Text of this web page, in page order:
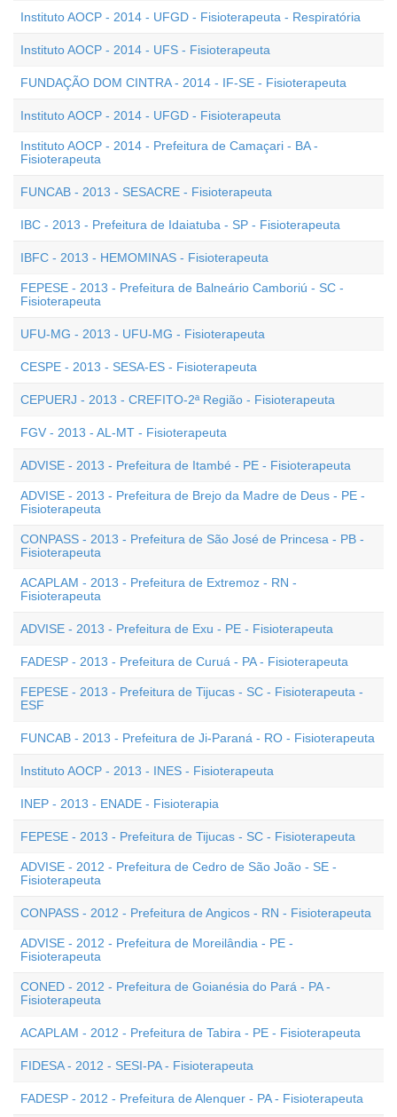
Instituto AOCP - 2014 - UFGD - Fisioterapeuta - Respiratória
Instituto AOCP - 2014 - UFS - Fisioterapeuta
FUNDAÇÃO DOM CINTRA - 2014 - IF-SE - Fisioterapeuta
Instituto AOCP - 2014 - UFGD - Fisioterapeuta
Instituto AOCP - 2014 - Prefeitura de Camaçari - BA -
Fisioterapeuta
FUNCAB - 2013 - SESACRE - Fisioterapeuta
IBC - 2013 - Prefeitura de Idaiatuba - SP - Fisioterapeuta
IBFC - 2013 - HEMOMINAS - Fisioterapeuta
FEPESE - 2013 - Prefeitura de Balneário Camboriú - SC -
Fisioterapeuta
UFU-MG - 2013 - UFU-MG - Fisioterapeuta
CESPE - 2013 - SESA-ES - Fisioterapeuta
CEPUERJ - 2013 - CREFITO-2ª Região - Fisioterapeuta
FGV - 2013 - AL-MT - Fisioterapeuta
ADVISE - 2013 - Prefeitura de Itambé - PE - Fisioterapeuta
ADVISE - 2013 - Prefeitura de Brejo da Madre de Deus - PE -
Fisioterapeuta
CONPASS - 2013 - Prefeitura de São José de Princesa - PB -
Fisioterapeuta
ACAPLAM - 2013 - Prefeitura de Extremoz - RN -
Fisioterapeuta
ADVISE - 2013 - Prefeitura de Exu - PE - Fisioterapeuta
FADESP - 2013 - Prefeitura de Curuá - PA - Fisioterapeuta
FEPESE - 2013 - Prefeitura de Tijucas - SC - Fisioterapeuta -
ESF
FUNCAB - 2013 - Prefeitura de Ji-Paraná - RO - Fisioterapeuta
Instituto AOCP - 2013 - INES - Fisioterapeuta
INEP - 2013 - ENADE - Fisioterapia
FEPESE - 2013 - Prefeitura de Tijucas - SC - Fisioterapeuta
ADVISE - 2012 - Prefeitura de Cedro de São João - SE -
Fisioterapeuta
CONPASS - 2012 - Prefeitura de Angicos - RN - Fisioterapeuta
ADVISE - 2012 - Prefeitura de Moreilândia - PE -
Fisioterapeuta
CONED - 2012 - Prefeitura de Goianésia do Pará - PA -
Fisioterapeuta
ACAPLAM - 2012 - Prefeitura de Tabira - PE - Fisioterapeuta
FIDESA - 2012 - SESI-PA - Fisioterapeuta
FADESP - 2012 - Prefeitura de Alenquer - PA - Fisioterapeuta